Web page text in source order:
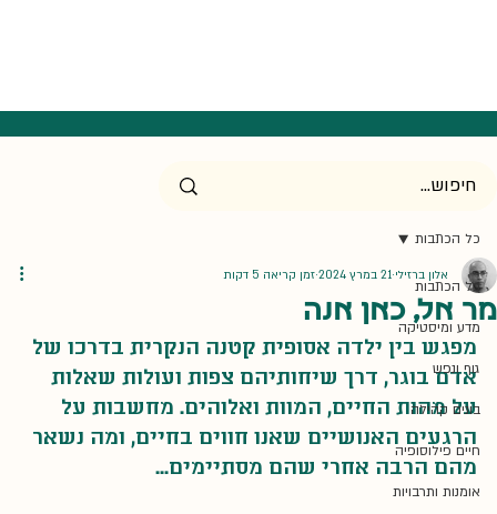
כל הכתבות
מדע ומיסטיקה
גוף ונפש
בונים קהילה
חיים פילוסופיה
אומנות ותרבויות
כל הכתבות
מר אל, כאן אנה
אלון ברזילי 21 במרץ 2024 זמן קריאה 5 דקות
מפגש בין ילדה אסופית קטנה הנקרית בדרכו של
אדם בוגר, דרך שיחותיהם צפות ועולות שאלות
על מהות החיים, המוות ואלוהים. מחשבות על
הרגעים האנושיים שאנו חווים בחיים, ומה נשאר
מהם הרבה אחרי שהם מסתיימים...